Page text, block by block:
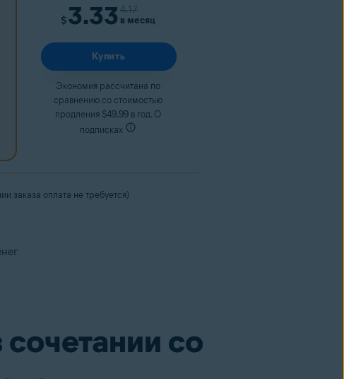
$3.33 4.17
в месяц
Купить
Экономия рассчитана по
сравнению со стоимостью
продления $49.99 в год. О
подписках
заказа оплата не требуется)
со